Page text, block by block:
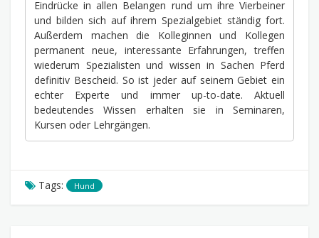
Eindrücke in allen Belangen rund um ihre Vierbeiner
und bilden sich auf ihrem Spezialgebiet ständig fort.
Außerdem machen die Kolleginnen und Kollegen
permanent neue, interessante Erfahrungen, treffen
wiederum Spezialisten und wissen in Sachen Pferd
definitiv Bescheid. So ist jeder auf seinem Gebiet ein
echter Experte und immer up-to-date. Aktuell
bedeutendes Wissen erhalten sie in Seminaren,
Kursen oder Lehrgängen.
Tags: Hund